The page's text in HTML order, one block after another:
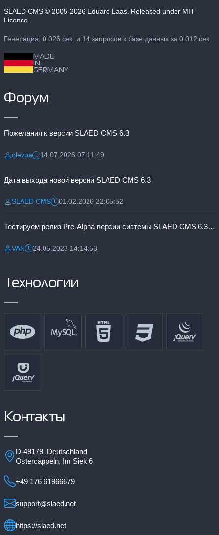
SLAED CMS © 2005-2026 Eduard Laas. Released under MIT
License.
Генерация: 0.026 сек. и 14 запросов к базе данных за 0.012 сек.
MADE
IN
GERMANY
Форум
Пожелания к версии SLAED CMS 6.3
Разместил:
olevpaДата:14.07.2026 07:11:49
Дата выхода новой версии SLAED CMS 6.3
Разместил:
SLAED CMSДата:01.02.2026 22:05:52
Тестируем релиз Pre-Alpha версии системы SLAED CMS 6.3 Pro
Разместил:
VANДата:24.05.2023 14:14:53
Технологии
Контакты
D-49179, Deutschland
Ostercappeln, Im Siek 6
+49 176 61966679
support@slaed.net
https://slaed.net